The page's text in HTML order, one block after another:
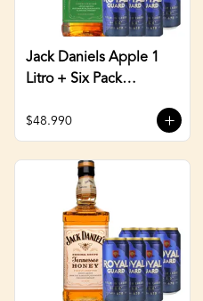
Jack Daniels Apple 1
Litro + Six Pack
$48.990